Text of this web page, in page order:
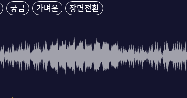
궁금 가벼운 장면전환